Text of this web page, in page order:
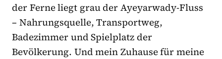
der Ferne liegt grau der Ayeyarwady-Fluss
– Nahrungsquelle, Transportweg,
Badezimmer und Spielplatz der
Bevölkerung. Und mein Zuhause für meine